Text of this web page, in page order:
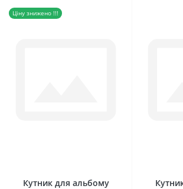
Ціну знижено !!!
Кутник для альбому